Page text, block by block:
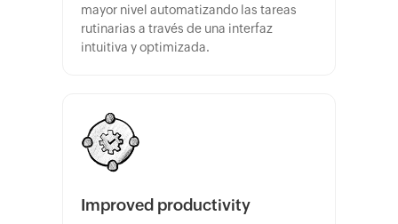
mayor nivel automatizando las tareas
rutinarias a través de una interfaz
intuitiva y optimizada.
Improved productivity